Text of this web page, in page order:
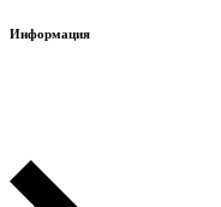
Информация